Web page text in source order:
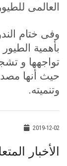
العالمى
وفى ختام
بأهمية
تواجهها و
حيث أنها
وتنميته.
2019-12-02
الأخبار